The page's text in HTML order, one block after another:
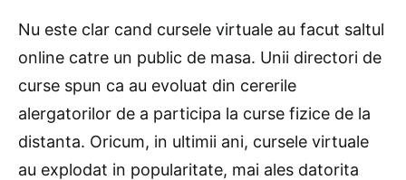
Nu este clar cand cursele virtuale au facut saltul
online catre un public de masa. Unii directori de
curse spun ca au evoluat din cererile
alergatorilor de a participa la curse fizice de la
distanta. Oricum, in ultimii ani, cursele virtuale
au explodat in popularitate, mai ales datorita